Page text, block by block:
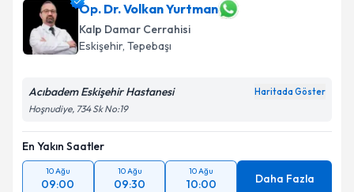
Op. Dr. Volkan Yurtman
Kalp Damar Cerrahisi
Eskişehir, Tepebaşı
Acıbadem Eskişehir Hastanesi Haritada Göster
Hoşnudiye, 734 Sk No:19
En Yakın Saatler
10 Ağu
09:00
10 Ağu
09:30
10 Ağu
10:00 Daha Fazla